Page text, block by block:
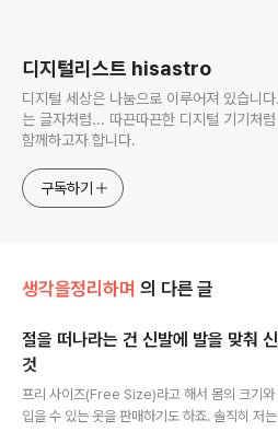
디지털리스트 hisastro
디지털 세상은 나눔으로 이루어져 있습니
는 글자처럼... 따끈따끈한 디지털 기기처
함께하고자 합니다.
구독하기
생각을정리하며 의 다른 글
절을 떠나라는 건 신발에 발을 맞춰
것
프리 사이즈(Free Size)라고 해서 몸의 크기와
입을 수 있는 옷을 판매하기도 하죠. 솔직히 저